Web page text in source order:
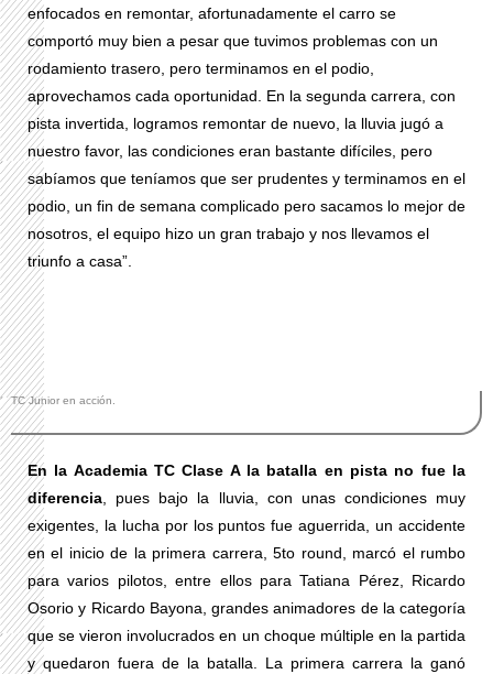
enfocados en remontar, afortunadamente el carro se
comportó muy bien a pesar que tuvimos problemas con un
rodamiento trasero, pero terminamos en el podio,
aprovechamos cada oportunidad. En la segunda carrera, con
pista invertida, logramos remontar de nuevo, la lluvia jugó a
nuestro favor, las condiciones eran bastante difíciles, pero
sabíamos que teníamos que ser prudentes y terminamos en el
podio, un fin de semana complicado pero sacamos lo mejor de
nosotros, el equipo hizo un gran trabajo y nos llevamos el
triunfo a casa”.
TC Junior en acción.
En la Academia TC Clase A la batalla en pista no fue la
diferencia , pues bajo la lluvia, con unas condiciones muy
exigentes, la lucha por los puntos fue aguerrida, un accidente
en el inicio de la primera carrera, 5to round, marcó el rumbo
para varios pilotos, entre ellos para Tatiana Pérez, Ricardo
Osorio y Ricardo Bayona, grandes animadores de la categoría
que se vieron involucrados en un choque múltiple en la partida
y quedaron fuera de la batalla. La primera carrera la ganó